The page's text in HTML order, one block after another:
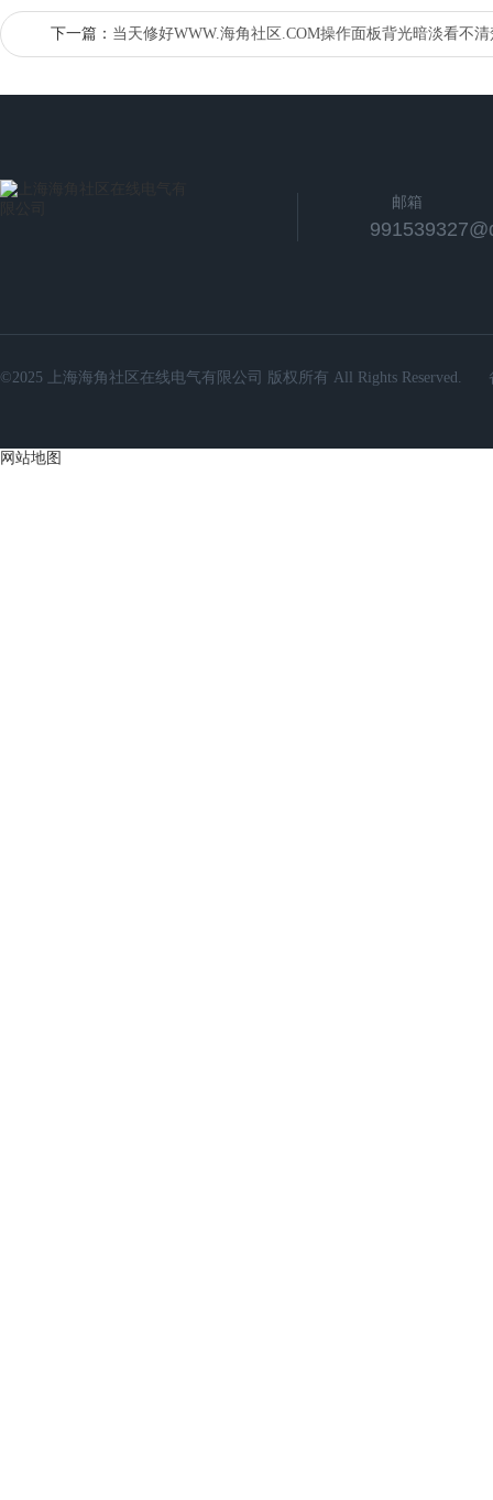
下一篇： 当天修好WWW.海角社区.COM操作面板背光暗淡看不
邮箱
©2025 上海海角社区在线电气有限公司 版权所有 All Rights Reserved.
网站地图